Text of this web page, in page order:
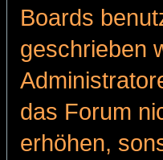
Boards
geschrieben
das Forum
erhöhen,